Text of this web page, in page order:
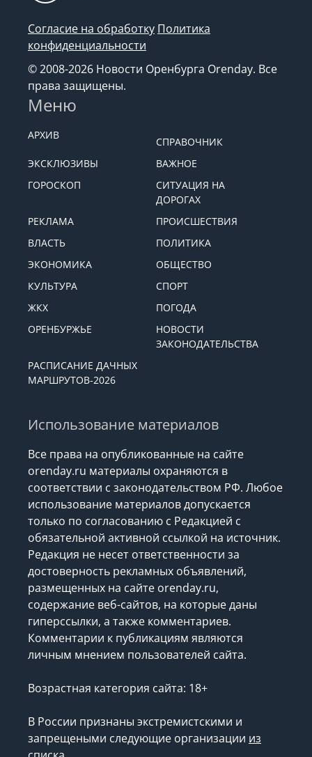
Согласие на обработку Политика
конфиденциальности
© 2008-2026 Новости Оренбурга Orenday. Все
права защищены.
Меню
АРХИВ
СПРАВОЧНИК
ЭКСКЛЮЗИВЫ
ВАЖНОЕ
ГОРОСКОП
СИТУАЦИЯ НА
ДОРОГАХ
РЕКЛАМА
ПРОИСШЕСТВИЯ
ВЛАСТЬ
ПОЛИТИКА
ЭКОНОМИКА
ОБЩЕСТВО
КУЛЬТУРА
СПОРТ
ЖКХ
ПОГОДА
ОРЕНБУРЖЬЕ
НОВОСТИ
ЗАКОНОДАТЕЛЬСТВА
РАСПИСАНИЕ ДАЧНЫХ
МАРШРУТОВ-2026
Использование материалов
Все права на опубликованные на сайте
orenday.ru материалы охраняются в
соответствии с законодательством РФ. Любое
использование материалов допускается
только по согласованию с Редакцией с
обязательной активной ссылкой на источник.
Редакция не несет ответственности за
достоверность рекламных объявлений,
размещенных на сайте orenday.ru,
содержание веб-сайтов, на которые даны
гиперссылки, а также комментариев.
Комментарии к публикациям являются
личным мнением пользователей сайта.
Возрастная категория сайта: 18+
В России признаны экстремистскими и
запрещеными следующие организации из